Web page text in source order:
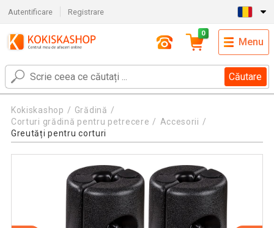
Autentificare Registrare
Căutare
0
Menu
Kokiskashop
Grădină
Corturi grădină pentru petrecere
Accesorii
Greutăți pentru corturi